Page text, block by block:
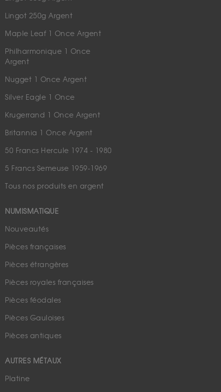
Lingot 250g Argent
Maple Leaf 1 Once Argent
Philharmonique 1 Once
Argent
Nugget 1 Once Argent
Silver Eagle 1 Once
Krugerrand 1 Once Argent
Britannia 1 Once Argent
50 Francs Hercule 1974 - 1980
5 Francs Semeuse 1959-1969
Tous nos produits en argent
NUMISMATIQUE
Nouveautés
Pièces françaises
Pièces étrangères
Pièces royales françaises
Pièces féodales
Pièces Gauloises
Pièces antiques
AUTRES MÉTAUX
Platine